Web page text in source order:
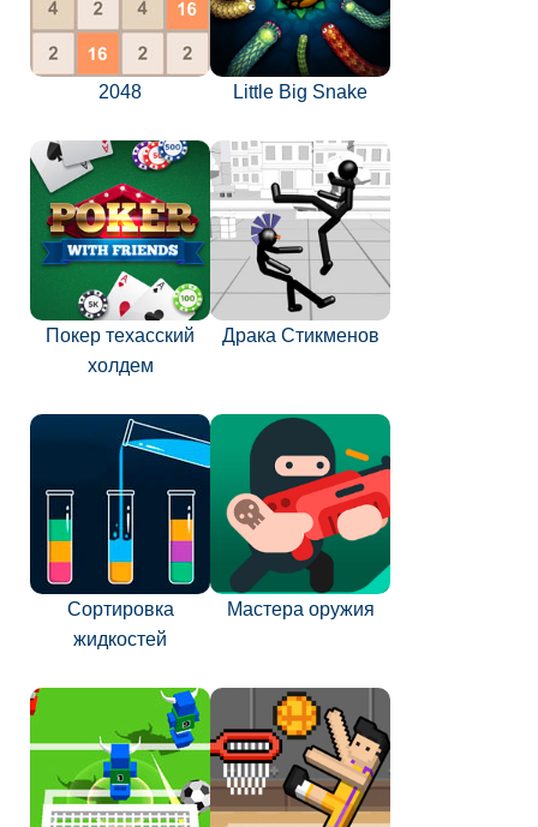
2048 Little Big Snake
Покер техасский
холдем
Драка Стикменов
Сортировка
жидкостей
Мастера оружия